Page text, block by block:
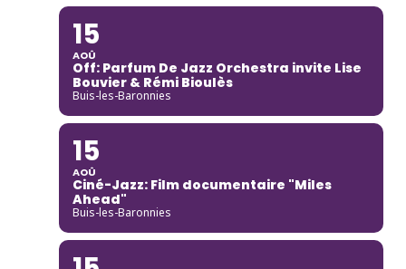
15
AOÛ
Off: Parfum De Jazz Orchestra invite Lise
Bouvier & Rémi Bioulès
Buis-les-Baronnies
15
AOÛ
Ciné-Jazz: Film documentaire "Miles
Ahead"
Buis-les-Baronnies